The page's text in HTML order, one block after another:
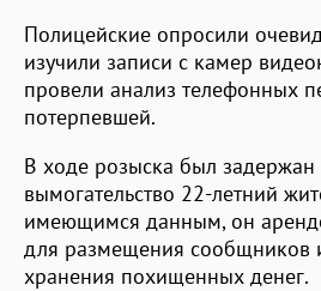
Полицейские опросили
изучили записи с камер
провели анализ телефонных
потерпевшей.
В ходе розыска был
вымогательство 22-летний
имеющимся данным, он
для размещения сообщников
хранения похищенных денег.